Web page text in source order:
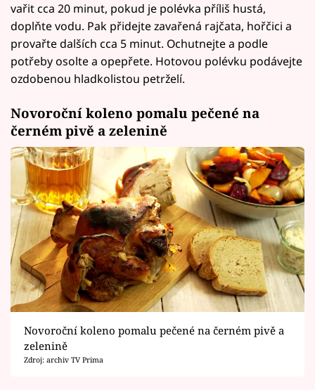
vařit cca 20 minut, pokud je polévka příliš hustá,
doplňte vodu. Pak přidejte zavařená rajčata, hořčici a
provařte dalších cca 5 minut. Ochutnejte a podle
potřeby osolte a opepřete. Hotovou polévku podávejte
ozdobenou hladkolistou petrželí.
Novoroční koleno pomalu pečené na
černém pivě a zelenině
Novoroční koleno pomalu pečené na černém pivě a
zelenině
Zdroj: archiv TV Prima